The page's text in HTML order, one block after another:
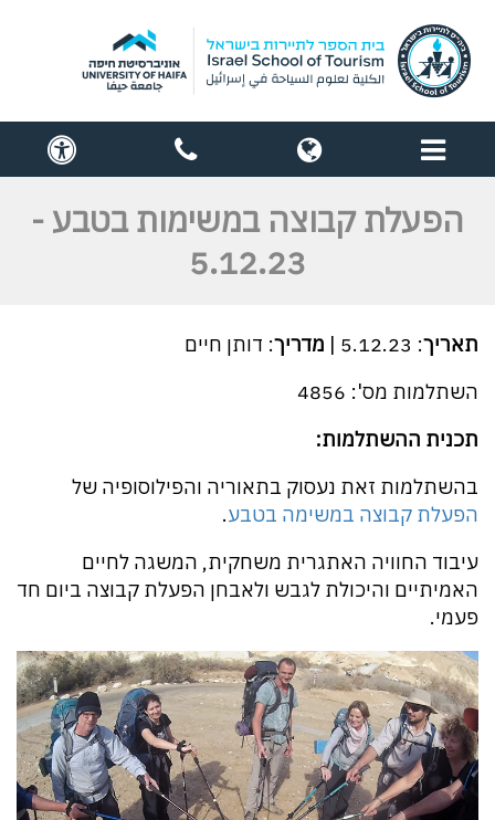
תפריט globe
contact
us
הפעלת קבוצה במשימות בטבע -
5.12.23
תאריך: 5.12.23 | מדריך: דותן חיים
השתלמות מס': 4856
תכנית ההשתלמות:
בהשתלמות זאת נעסוק בתאוריה והפילוסופיה של
הפעלת קבוצה במשימה בטבע.
עיבוד החוויה האתגרית משחקית, המשגה לחיים
האמיתיים והיכולת לגבש ולאבחן הפעלת קבוצה ביום חד
פעמי.